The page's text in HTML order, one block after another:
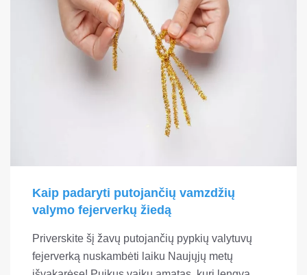
Kaip padaryti putojančių vamzdžių
valymo fejerverkų žiedą
Priverskite šį žavų putojančių pypkių valytuvų
fejerverką nuskambėti laiku Naujųjų metų